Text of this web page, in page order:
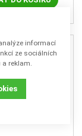
informací
ze sociálních
a reklam.